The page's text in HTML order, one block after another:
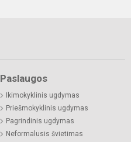
Paslaugos
Ikimokyklinis ugdymas
Priešmokyklinis ugdymas
Pagrindinis ugdymas
Neformalusis švietimas